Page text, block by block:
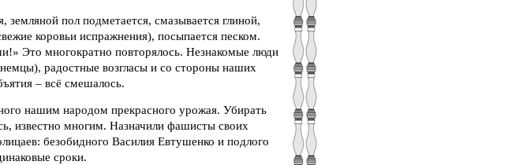
земляной пол подметается, смазывается глиной,
коровьи испражнения), посыпается песком.
Это многократно повторялось. Незнакомые люди
радостные возгласы и со стороны наших
– всё смешалось.
нашим народом прекрасного урожая. Убирать
известно многим. Назначили фашисты своих
безобидного Василия Евтушенко и подлого
сроки.